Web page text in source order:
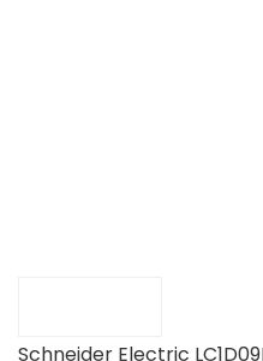
Schneider Electric